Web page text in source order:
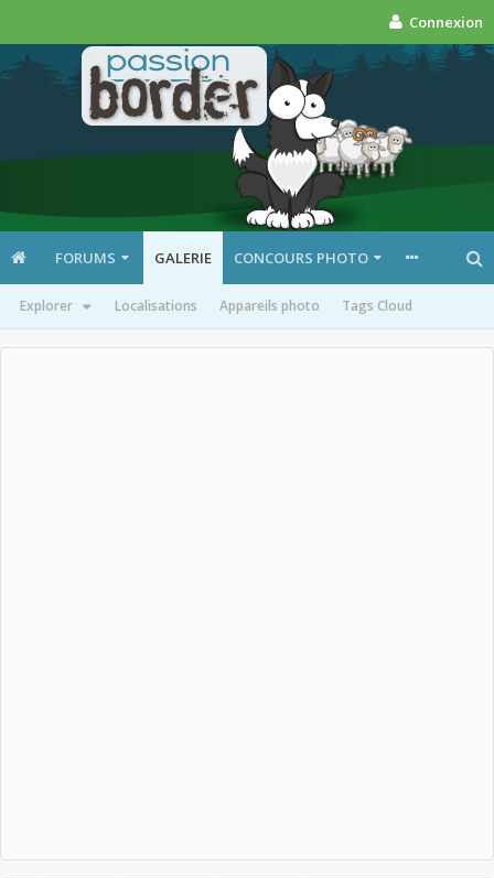
Connexion
FORUMS GALERIE
Explorer Localisations Appareils photo Tags Cloud
CONCOURS PHOTO